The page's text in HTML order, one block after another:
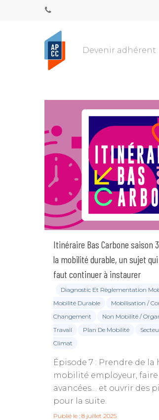
Tapez ENTRÉE
Devenir adhérent
Itinéraire Bas Carbone saison
la mobilité durable, un sujet qui
faut continuer à instaurer
Diagnostic Et Règlementation
Mobilité Durable
Mobilisation /
Changement
Non Mobilité /
Travail
Plan De Mobilité
Climat
Épisode 7 : Prendre de la
mobilité employeur,
avancées… et ouvrir des
pour la suite.
Publié le : 8 juillet 2025